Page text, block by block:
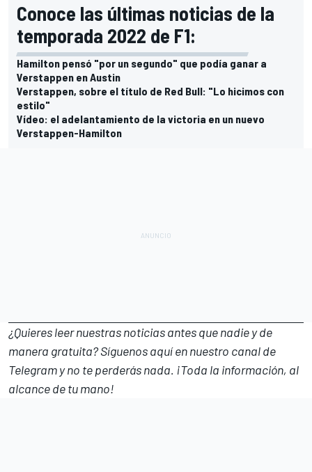
Conoce las últimas noticias de la
temporada 2022 de F1:
Hamilton pensó "por un segundo" que podía ganar a
Verstappen en Austin
Verstappen, sobre el título de Red Bull: "Lo hicimos con
estilo"
Vídeo: el adelantamiento de la victoria en un nuevo
Verstappen-Hamilton
¿Quieres leer nuestras noticias antes que nadie y de
manera gratuita? Síguenosaquí en nuestro canal de
Telegramy no te perderás nada. ¡Toda la información, al
alcance de tu mano!